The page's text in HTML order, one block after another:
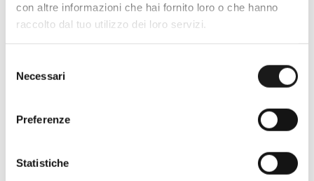
con altre informazioni che hai fornito loro o che hanno
raccolto dal tuo utilizzo dei loro servizi.
delNecessari
Preferenze
Statistiche
Oltre 30 anni di esperienza
Roma, RRTrek è il punto di riferimento